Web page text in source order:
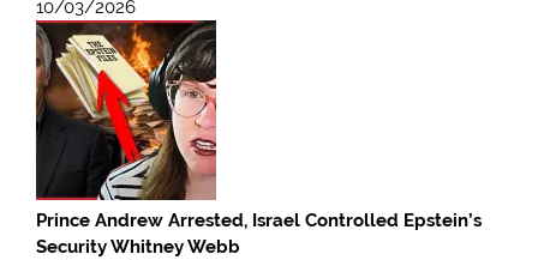
10/03/2026
Prince Andrew Arrested, Israel Controlled Epstein’s
Security Whitney Webb